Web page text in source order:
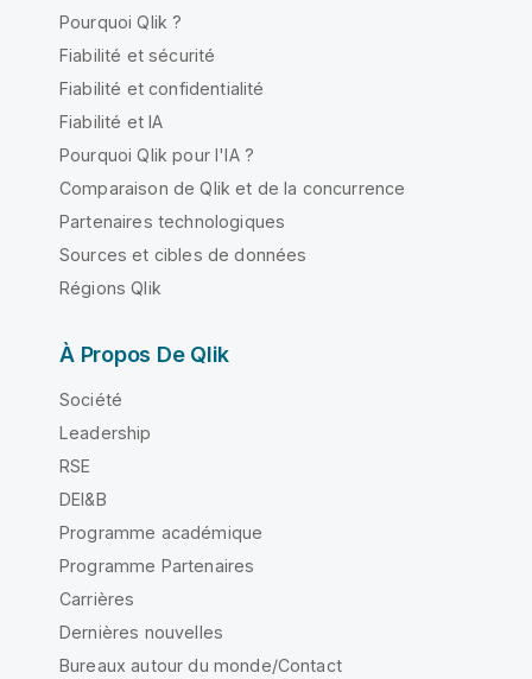
Pourquoi Qlik ?
Fiabilité et sécurité
Fiabilité et confidentialité
Fiabilité et IA
Pourquoi Qlik pour l'IA ?
Comparaison de Qlik et de la concurrence
Partenaires technologiques
Sources et cibles de données
Régions Qlik
À Propos De Qlik
Société
Leadership
RSE
DEI&B
Programme académique
Programme Partenaires
Carrières
Dernières nouvelles
Bureaux autour du monde/Contact